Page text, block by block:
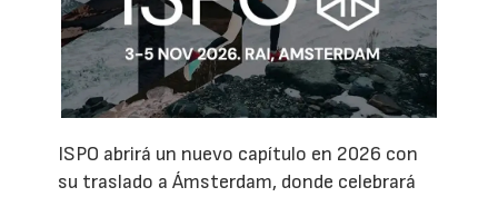
ISPO abrirá un nuevo capítulo en 2026 con
su traslado a Ámsterdam, donde celebrará